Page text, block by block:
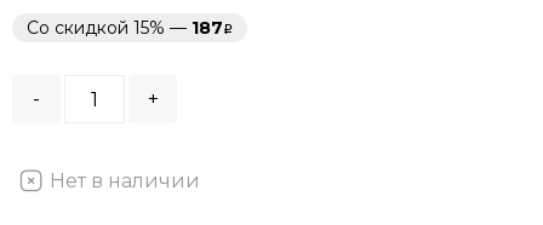
Со скидкой 15% — 187
- +
Нет в наличии